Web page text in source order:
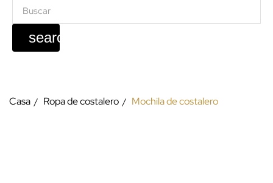
search
Casa Ropa de costalero Mochila de costalero